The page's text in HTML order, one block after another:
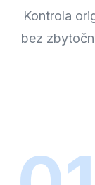
Kontrola
bez